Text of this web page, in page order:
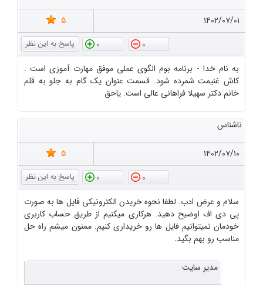
۱۴۰۲/۰۷/۰۱
5
0
0
به نام خدا - برنامه بوم الگوی عملی موفق مهارت آموزی است .
کاش غنیمت شمرده شود. قسمت عنوان یک گام به جلو به قلم
خانم دکتر سهیلا فراهانی عالی است. یاحق
ناشناس
۱۴۰۲/۰۷/۱۰
5
0
0
سلام و عرض ادب. لطفا نحوه خریدن الکترونیکی فایل ها به صورت
پی دی اف اوضیح دهید. هرکاری میکنیم از طریق حساب کاربری
خودمان نمیتوانیم فایل ها رو خریداری کنیم. ممنون میشم راه حل
مناسب رو بهم بگید.
مدیر سایت